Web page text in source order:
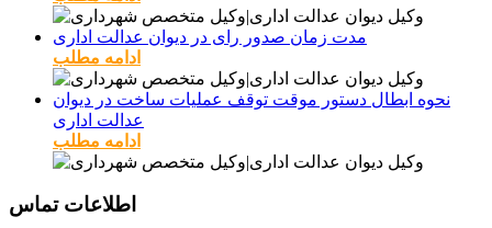
مدت زمان صدور رای در دیوان عدالت اداری
ادامه مطلب
نحوه ابطال دستور موقت توقف عملیات ساخت در دیوان
عدالت اداری
ادامه مطلب
اطلاعات تماس